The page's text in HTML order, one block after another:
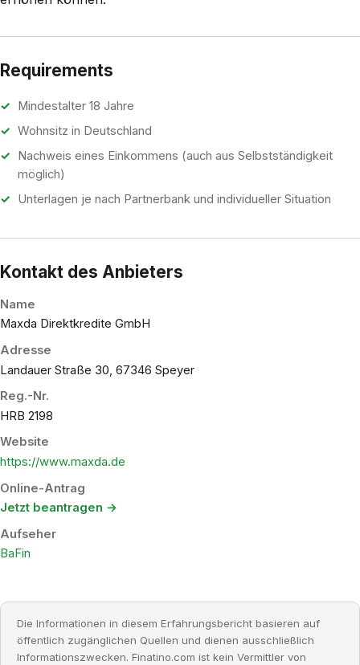
Requirements
Mindestalter 18 Jahre
Wohnsitz in Deutschland
Nachweis eines Einkommens (auch aus Selbstständigkeit
möglich)
Unterlagen je nach Partnerbank und individueller Situation
Kontakt des Anbieters
Name
Maxda Direktkredite GmbH
Adresse
Landauer Straße 30, 67346 Speyer
Reg.-Nr.
HRB 2198
Website
https://www.maxda.de
Online-Antrag
Jetzt beantragen →
Aufseher
BaFin
Die Informationen in diesem Erfahrungsbericht basieren auf
öffentlich zugänglichen Quellen und dienen ausschließlich
Informationszwecken. Finatino.com ist kein Vermittler von